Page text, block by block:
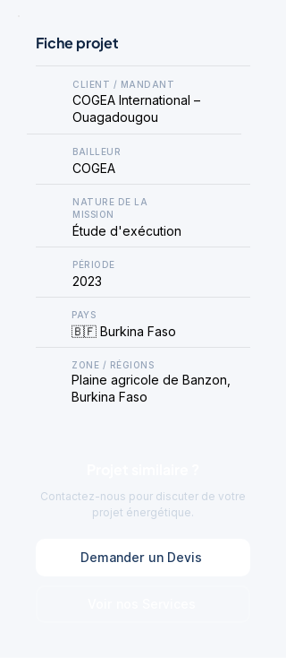
Fiche projet
CLIENT / MANDANT
COGEA International –
Ouagadougou
BAILLEUR
COGEA
NATURE DE LA
MISSION
Étude d'exécution
PÉRIODE
2023
PAYS
🇧🇫 Burkina Faso
ZONE / RÉGIONS
Plaine agricole de Banzon,
Burkina Faso
Contactez-nous pour discuter de votre
projet énergétique.
Demander un Devis